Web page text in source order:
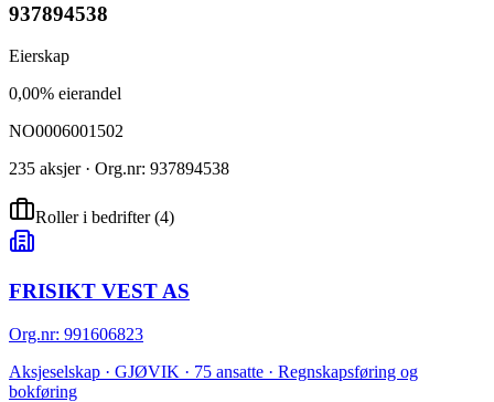
937894538
Eierskap
0,00% eierandel
NO0006001502
235 aksjer · Org.nr: 937894538
Roller i bedrifter(4)
FRISIKT VEST AS
Org.nr: 991606823
Aksjeselskap · GJØVIK · 75 ansatte · Regnskapsføring og
bokføring